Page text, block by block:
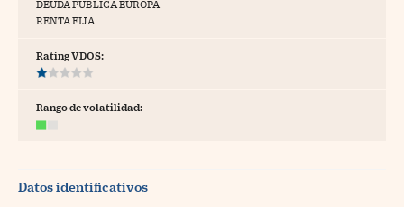
DEUDA PÚBLICA EUROPA
RENTA FIJA
Rating VDOS:
Rango de volatilidad:
Datos identificativos